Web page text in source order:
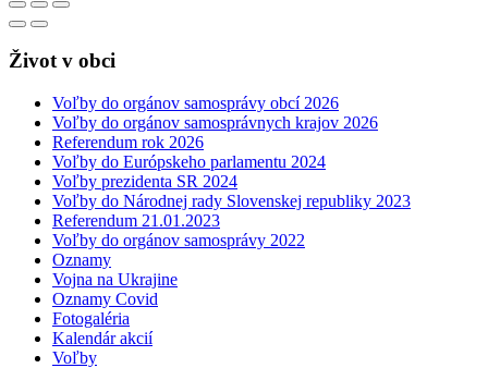
Život v obci
Voľby do orgánov samosprávy obcí 2026
Voľby do orgánov samosprávnych krajov 2026
Referendum rok 2026
Voľby do Európskeho parlamentu 2024
Voľby prezidenta SR 2024
Voľby do Národnej rady Slovenskej republiky 2023
Referendum 21.01.2023
Voľby do orgánov samosprávy 2022
Oznamy
Vojna na Ukrajine
Oznamy Covid
Fotogaléria
Kalendár akcií
Voľby